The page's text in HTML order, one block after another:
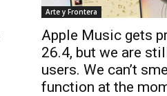
Arte y Frontera
Apple Music gets
26.4, but we are
users. We can’t
function at the